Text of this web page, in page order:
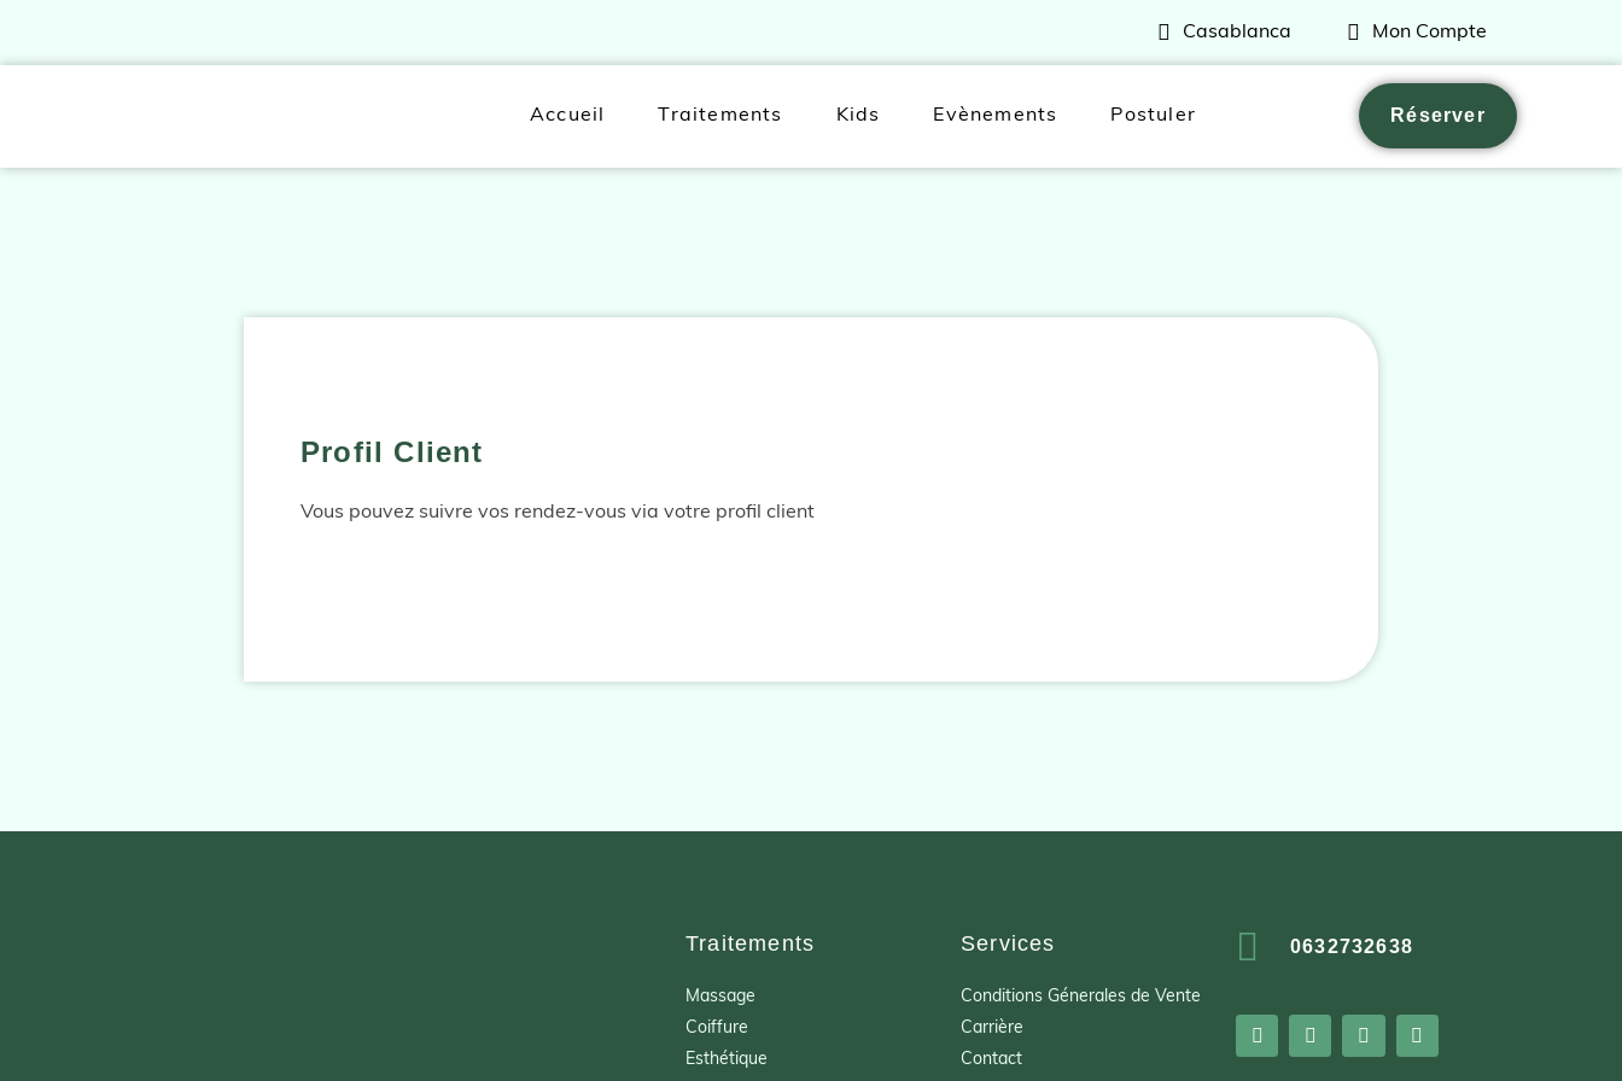
Casablanca Mon Compte
Accueil Traitements Kids Evènements Postuler Réserver
Profil Client
Vous pouvez suivre vos rendez-vous via votre profil client
Traitements
Massage
Coiffure
Esthétique
Services
Conditions Génerales de Vente
Carrière
Contact
0632732638